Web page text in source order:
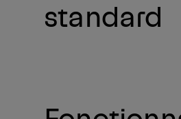
standard